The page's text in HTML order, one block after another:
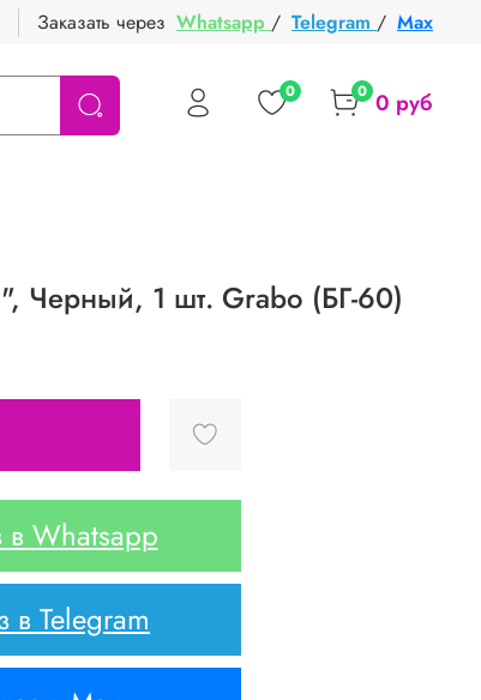
Заказать через Whatsapp / Telegram / Max
0 0 0 руб
Черный, 1 шт. Grabo (БГ-60)
в Whatsapp
в Telegram